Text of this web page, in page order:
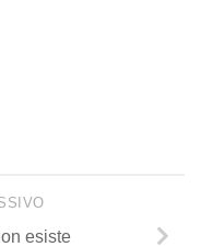
esiste